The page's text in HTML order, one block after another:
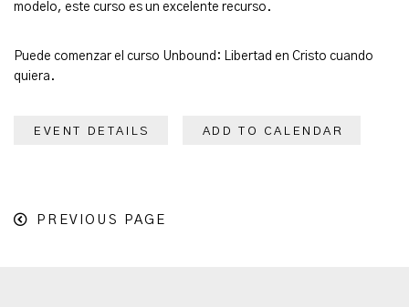
modelo, este curso es un excelente recurso.
Puede comenzar el curso Unbound: Libertad en Cristo cuando
quiera.
EVENT DETAILS ADD TO CALENDAR
PREVIOUS PAGE